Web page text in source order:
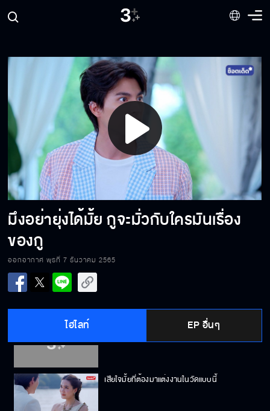
Play
Video
มึงอย่ายุ่งได้มั้ย กูจะมั่วกับใครมันเรื่อง
ของกู
ออกอากาศ พุธที่ 7 ธันวาคม 2565
ไฮไลท์ EP อื่นๆ
อีแก่อ้วนๆ
ถ้า กั๊ต พิสูจน์ความบริสุทธิ์ของตัวเองไม่ได้ ยังไง
วา ก็ต้องหย่า
ก่อเรื่องขนาดนี้ ยังหวังว่าเขาจะนอนกระดิกเท้า
ชื่นชมคุณ งั้นเหรอ
คิดว่ารูปใบเดียวจะลบล้างความผิดที่มีได้งั้นเหรอ
อ้าว...จะจูบ จะหอม จะกอด ไม่มีเลยเหรอ
น่าจะอนุญาตให้กอดสักหน่อยนะครับ
เสียใจมั้ยที่ต้องมาแต่งงานในวัดแบบนี้